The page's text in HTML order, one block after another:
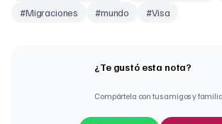
#Migraciones #mundo #Visa
¿Te gustó esta nota?
Compártela con tus amigos y familia